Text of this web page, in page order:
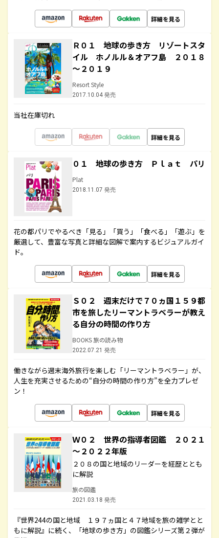
詳細を見る
Ｒ０１ 地球の歩き方 リゾートスタ
イル ホノルル＆オアフ島 ２０１８
～２０１９
Resort Style
2017.10.04 発売
当社在庫切れ
詳細を見る
０１ 地球の歩き方 Ｐｌａｔ パリ
Plat
2018.11.07 発売
花の都パリでやるべき「見る」「買う」「食べる」「遊ぶ」を
厳選して、豊富な写真と詳細な図解で案内するビジュアルガイ
ド。
詳細を見る
Ｓ０２ 週末だけで７０ヵ国１５９都
市を旅したリーマントラベラーが教え
る自分の時間の作り方
BOOKS 旅の読み物
2022.07.21 発売
働きながら週末海外旅行を楽しむ「リーマントラベラー」が、
人生を充実させるための“自分の時間の作り方”を全力プレゼ
ン！
詳細を見る
Ｗ０２ 世界の指導者図鑑 ２０２１
～２０２２年版
２０８の国と地域のリーダーを経歴ととも
に解説
旅の図鑑
2021.03.18 発売
『世界244の国と地域 １９７ヵ国と４７地域を旅の雑学とと
もに解説』に続く、「地球の歩き方」の図鑑シリーズ第２弾が